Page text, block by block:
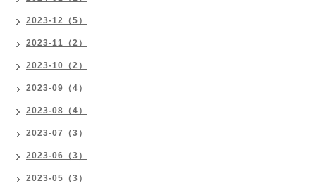
2023-12（5）
2023-11（2）
2023-10（2）
2023-09（4）
2023-08（4）
2023-07（3）
2023-06（3）
2023-05（3）